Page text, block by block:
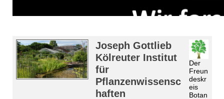
Joseph Gottlieb
Kölreuter Institut
für
Pflanzenwissensc
haften
Der
Freun
deskr
eis
Botan